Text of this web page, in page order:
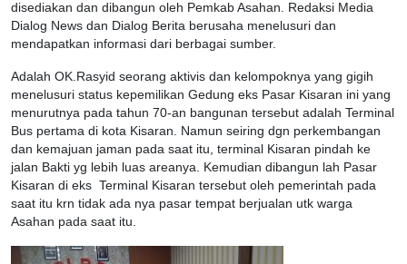
disediakan dan dibangun oleh Pemkab Asahan. Redaksi Media
Dialog News dan Dialog Berita berusaha menelusuri dan
mendapatkan informasi dari berbagai sumber.
Adalah OK.Rasyid seorang aktivis dan kelompoknya yang gigih
menelusuri status kepemilikan Gedung eks Pasar Kisaran ini yang
menurutnya pada tahun 70-an bangunan tersebut adalah Terminal
Bus pertama di kota Kisaran. Namun seiring dgn perkembangan
dan kemajuan jaman pada saat itu, terminal Kisaran pindah ke
jalan Bakti yg lebih luas areanya. Kemudian dibangun lah Pasar
Kisaran di eks Terminal Kisaran tersebut oleh pemerintah pada
saat itu krn tidak ada nya pasar tempat berjualan utk warga
Asahan pada saat itu.